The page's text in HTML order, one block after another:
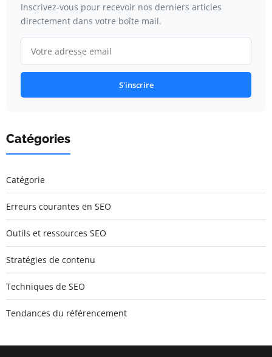
Inscrivez-vous pour recevoir nos derniers articles
directement dans votre boîte mail.
S'inscrire
Catégories
Catégorie
Erreurs courantes en SEO
Outils et ressources SEO
Stratégies de contenu
Techniques de SEO
Tendances du référencement